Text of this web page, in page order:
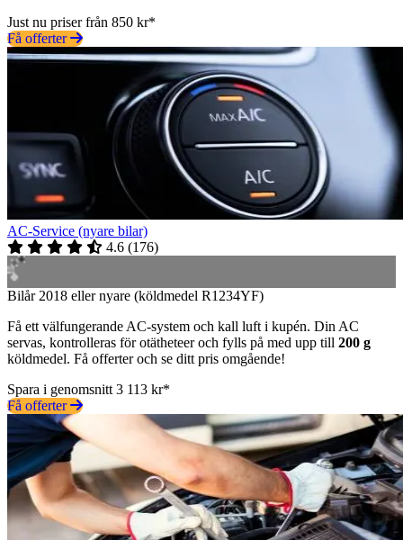
Just nu priser från 850 kr*
Få offerter
AC-Service (nyare bilar)
4.6 (176)
Bilår 2018 eller nyare (köldmedel R1234YF)
Få ett välfungerande AC-system och kall luft i kupén. Din AC
servas, kontrolleras för otätheteer och fylls på med upp till 200 g
köldmedel. Få offerter och se ditt pris omgående!
Spara i genomsnitt 3 113 kr*
Få offerter